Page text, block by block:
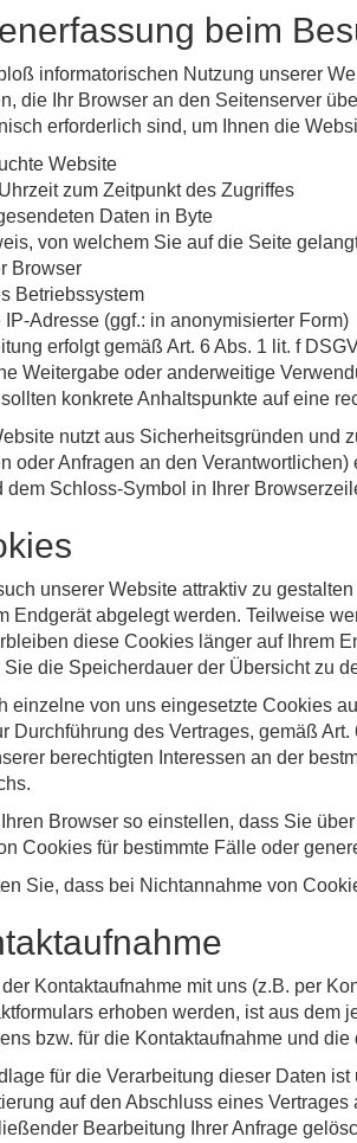
beim
informatorischen Nutzung unserer
die Ihr Browser an den Seitenserver
erforderlich sind, um Ihnen die
Website
zum Zeitpunkt des Zugriffes
Daten in Byte
von welchem Sie auf die Seite
Browser
Betriebssystem
IP-Adresse (ggf.: in anonymisierter Form)
erfolgt gemäß Art. 6 Abs. 1 lit. f
Weitergabe oder anderweitige
konkrete Anhaltspunkte auf eine
nutzt aus Sicherheitsgründen und
oder Anfragen an den
dem Schloss-Symbol in Ihrer
unserer Website attraktiv zu
Endgerät abgelegt werden. Teilweise
diese Cookies länger auf Ihrem
Sie die Speicherdauer der Übersicht zu
einzelne von uns eingesetzte Cookies
Durchführung des Vertrages, gemäß
berechtigten Interessen an der
Browser so einstellen, dass Sie
Cookies für bestimmte Fälle oder
Sie, dass bei Nichtannahme von
der Kontaktaufnahme mit uns (z.B. per
erhoben werden, ist aus
bzw. für die Kontaktaufnahme und
für die Verarbeitung dieser Daten
auf den Abschluss eines
Bearbeitung Ihrer Anfrage